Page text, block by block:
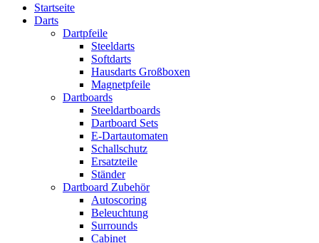
Startseite
Darts
Dartpfeile
Steeldarts
Softdarts
Hausdarts Großboxen
Magnetpfeile
Dartboards
Steeldartboards
Dartboard Sets
E-Dartautomaten
Schallschutz
Ersatzteile
Ständer
Dartboard Zubehör
Autoscoring
Beleuchtung
Surrounds
Cabinet